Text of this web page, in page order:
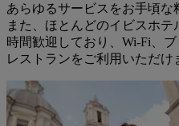
あらゆるサービスをお手頃な
また、ほとんどのイビスホ
時間歓迎しており、Wi-Fi、
レストランをご利用いただけ